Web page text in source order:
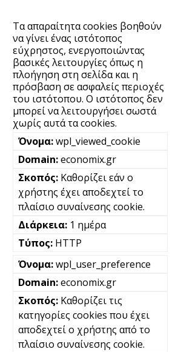
Τα απαραίτητα cookies βοηθούν
να γίνει ένας ιστότοπος
εύχρηστος, ενεργοποιώντας
βασικές λειτουργίες όπως η
πλοήγηση στη σελίδα και η
πρόσβαση σε ασφαλείς περιοχές
του ιστότοπου. Ο ιστότοπος δεν
μπορεί να λειτουργήσει σωστά
χωρίς αυτά τα cookies.
wpl_viewed_cookie
economix.gr
Καθορίζει εάν ο
χρήστης έχει αποδεχτεί το
πλαίσιο συναίνεσης cookie.
1 ημέρα
HTTP
wpl_user_preference
economix.gr
Καθορίζει τις
κατηγορίες cookies που έχει
αποδεχτεί ο χρήστης από το
πλαίσιο συναίνεσης cookie.